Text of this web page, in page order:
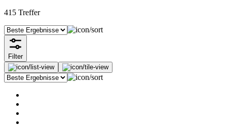
415 Treffer
Filter